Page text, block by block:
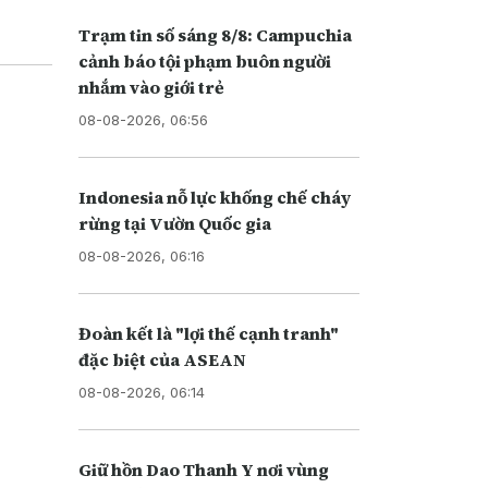
Trạm tin số sáng 8/8: Campuchia
cảnh báo tội phạm buôn người
nhắm vào giới trẻ
08-08-2026, 06:56
Indonesia nỗ lực khống chế cháy
rừng tại Vườn Quốc gia
08-08-2026, 06:16
Đoàn kết là "lợi thế cạnh tranh"
đặc biệt của ASEAN
08-08-2026, 06:14
Giữ hồn Dao Thanh Y nơi vùng